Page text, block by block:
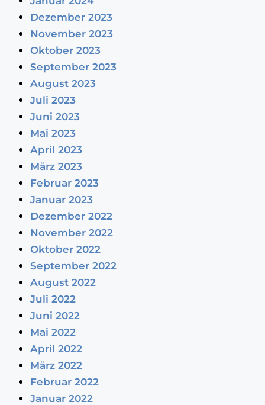
Dezember 2023
November 2023
Oktober 2023
September 2023
August 2023
Juli 2023
Juni 2023
Mai 2023
April 2023
März 2023
Februar 2023
Januar 2023
Dezember 2022
November 2022
Oktober 2022
September 2022
August 2022
Juli 2022
Juni 2022
Mai 2022
April 2022
März 2022
Februar 2022
Januar 2022